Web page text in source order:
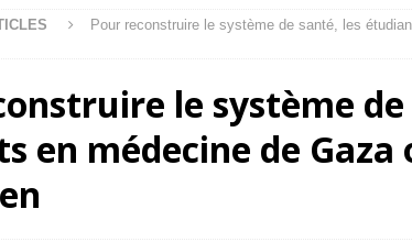
Alors que Trump annonce un « accord de paix » à
Les Israéliens se servent de la Cisjordanie comme
toxiques[ 3 août 2026 ]
Pour reconstruire le système de santé, les
le système
en médecine de Gaza